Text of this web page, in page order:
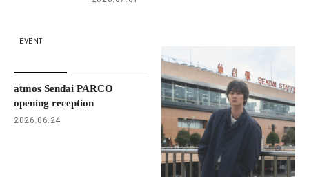
EVENT
atmos Sendai PARCO
opening reception
2026.06.24